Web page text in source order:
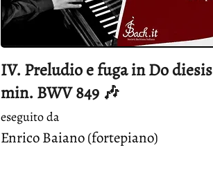
IV. Preludio e fuga in Do diesis
min. BWV 849 🎶
eseguito da
Enrico Baiano (fortepiano)